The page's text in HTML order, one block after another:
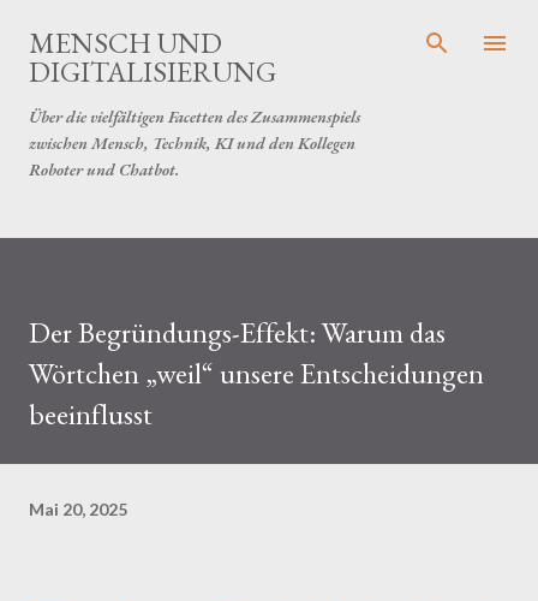
Direkt zum Hauptbereich
MENSCH UND
DIGITALISIERUNG
Über die vielfältigen Facetten des Zusammenspiels
zwischen Mensch, Technik, KI und den Kollegen
Roboter und Chatbot.
Der Begründungs-Effekt: Warum das
Wörtchen „weil“ unsere Entscheidungen
beeinflusst
Mai 20, 2025